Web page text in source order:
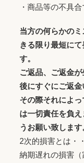
・商品等の不具
当方の何らかの
きる限り最短に
す。
ご返品、ご返金
後にすぐにご返金
その際それによ
は一切責任を負
うお願い致します
2次的損害とは・
納期遅れの損害